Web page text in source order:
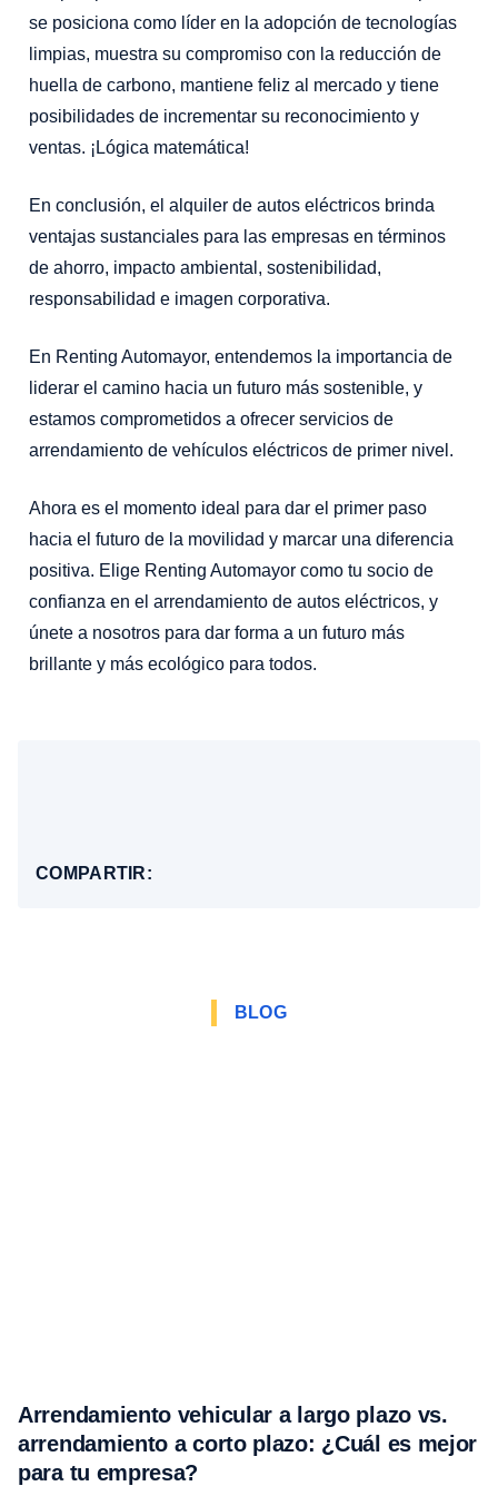
se posiciona como líder en la adopción de tecnologías
limpias, muestra su compromiso con la reducción de
huella de carbono, mantiene feliz al mercado y tiene
posibilidades de incrementar su reconocimiento y
ventas. ¡Lógica matemática!
En conclusión, el alquiler de autos eléctricos brinda
ventajas sustanciales para las empresas en términos
de ahorro, impacto ambiental, sostenibilidad,
responsabilidad e imagen corporativa. ⁣
En Renting Automayor, entendemos la importancia de
liderar el camino hacia un futuro más sostenible, y
estamos comprometidos a ofrecer servicios de
arrendamiento de vehículos eléctricos de primer nivel.
Ahora es el momento ideal para dar el primer paso
hacia el futuro de la movilidad y marcar una diferencia
positiva. Elige Renting Automayor como tu socio de
confianza en el arrendamiento de autos eléctricos, y
únete a nosotros para dar forma a un futuro más
brillante y más ecológico para todos.⁣
COMPARTIR:
BLOG
Arrendamiento vehicular a largo plazo vs.
arrendamiento a corto plazo: ¿Cuál es mejor
para tu empresa?⁣